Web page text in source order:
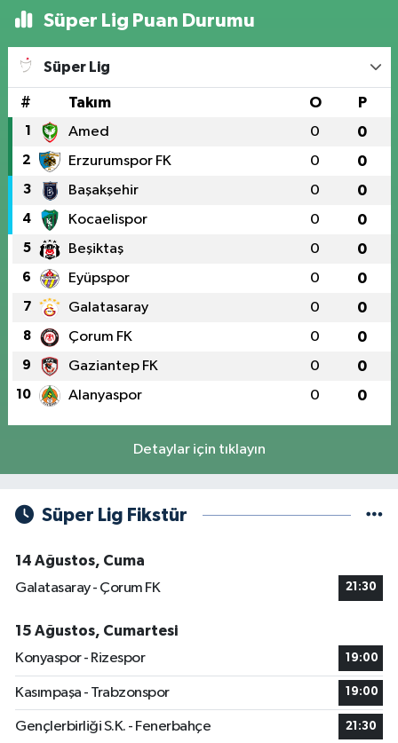
Süper Lig Puan Durumu
Süper Lig
# Takım O P
1 Amed 0 0
2 Erzurumspor FK 0 0
3 Başakşehir 0 0
4 Kocaelispor 0 0
5 Beşiktaş 0 0
6 Eyüpspor 0 0
7 Galatasaray 0 0
8 Çorum FK 0 0
9 Gaziantep FK 0 0
10 Alanyaspor 0 0
Detaylar için tıklayın
Süper Lig Fikstür
14 Ağustos, Cuma
Galatasaray - Çorum FK
21:30
15 Ağustos, Cumartesi
Konyaspor - Rizespor
19:00
Kasımpaşa - Trabzonspor 19:00
Gençlerbirliği S.K. - Fenerbahçe 21:30